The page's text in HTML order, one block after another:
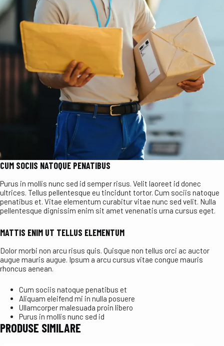
CUM SOCIIS NATOQUE PENATIBUS
Purus in mollis nunc sed id semper risus. Velit laoreet id donec
ultrices. Tellus pellentesque eu tincidunt tortor. Cum sociis natoque
penatibus et. Vitae elementum curabitur vitae nunc sed velit. Nulla
pellentesque dignissim enim sit amet venenatis urna cursus eget.
MATTIS ENIM UT TELLUS ELEMENTUM
Dolor morbi non arcu risus quis. Quisque non tellus orci ac auctor
augue mauris augue. Ipsum a arcu cursus vitae congue mauris
rhoncus aenean.
Cum sociis natoque penatibus et
Aliquam eleifend mi in nulla posuere
Ullamcorper malesuada proin libero
Purus in mollis nunc sed id
PRODUSE SIMILARE